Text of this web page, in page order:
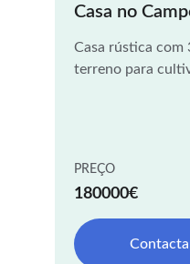
Casa no
Casa rústica com
terreno para
PREÇO
180000€